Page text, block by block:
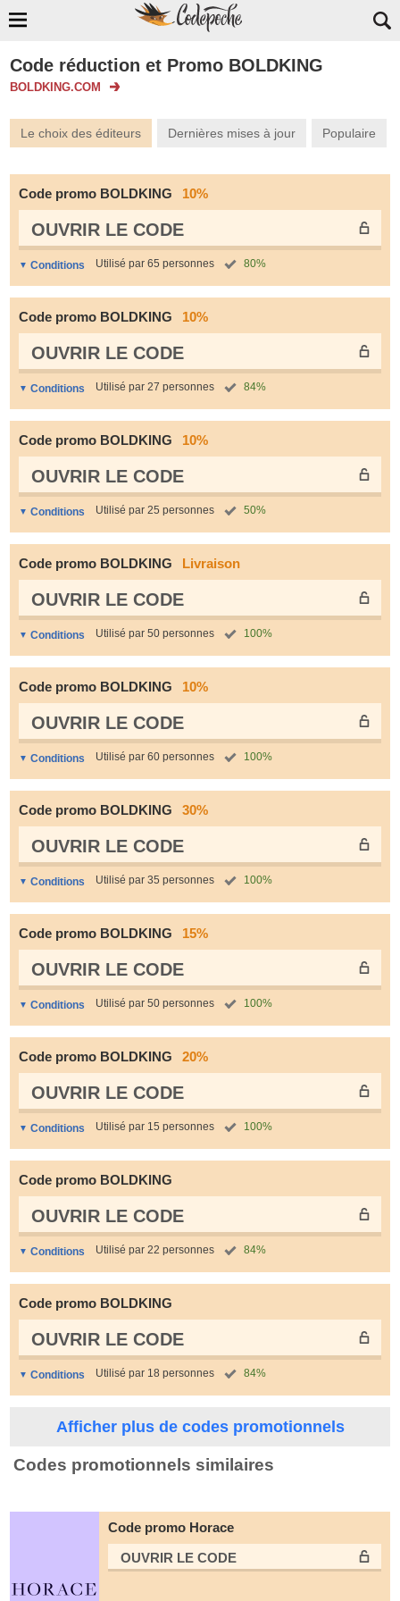
Code réduction et Promo BOLDKING
BOLDKING.COM
Le choix des éditeurs Dernières mises à jour Populaire
Code promo BOLDKING 10%
OUVRIR LE СODE
Conditions Utilisé par 65 personnes 80%
Code promo BOLDKING 10%
OUVRIR LE СODE
Conditions Utilisé par 27 personnes 84%
Code promo BOLDKING 10%
OUVRIR LE СODE
Conditions Utilisé par 25 personnes 50%
Code promo BOLDKING Livraison
OUVRIR LE СODE
Conditions Utilisé par 50 personnes 100%
Code promo BOLDKING 10%
OUVRIR LE СODE
Conditions Utilisé par 60 personnes 100%
Code promo BOLDKING 30%
OUVRIR LE СODE
Conditions Utilisé par 35 personnes 100%
Code promo BOLDKING 15%
OUVRIR LE СODE
Conditions Utilisé par 50 personnes 100%
Code promo BOLDKING 20%
OUVRIR LE СODE
Conditions Utilisé par 15 personnes 100%
Code promo BOLDKING
OUVRIR LE СODE
Conditions Utilisé par 22 personnes 84%
Code promo BOLDKING
OUVRIR LE СODE
Conditions Utilisé par 18 personnes 84%
Afficher plus de codes promotionnels
Codes promotionnels similaires
Code promo Horace
OUVRIR LE СODE